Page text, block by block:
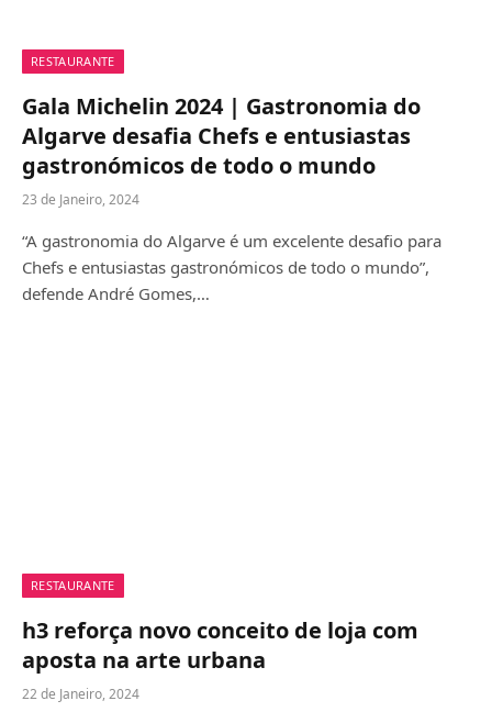
RESTAURANTE
Gala Michelin 2024 | Gastronomia do
Algarve desafia Chefs e entusiastas
gastronómicos de todo o mundo
23 de Janeiro, 2024
“A gastronomia do Algarve é um excelente desafio para
Chefs e entusiastas gastronómicos de todo o mundo”,
defende André Gomes,…
RESTAURANTE
h3 reforça novo conceito de loja com
aposta na arte urbana
22 de Janeiro, 2024